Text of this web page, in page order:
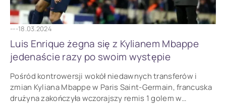
---18.03.2024
Luis Enrique żegna się z Kylianem Mbappe
jedenaście razy po swoim występie
Pośród kontrowersji wokół niedawnych transferów i
zmian Kyliana Mbappe w Paris Saint-Germain, francuska
drużyna zakończyła wczorajszy remis 1 golem w